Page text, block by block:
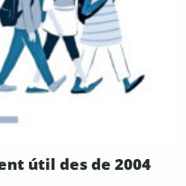
útil des de 2004